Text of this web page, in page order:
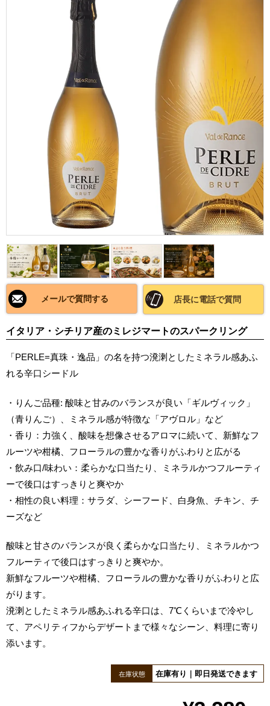
メールで質問する 店長に電話で質問
イタリア・シチリア産のミレジマートのスパークリング
「PERLE=真珠・逸品」の名を持つ溌溂としたミネラル感あふ
れる辛口シードル
・りんご品種: 酸味と甘みのバランスが良い「ギルヴィック」
（青りんご）、ミネラル感が特徴な「アヴロル」など
・香り：力強く、酸味を想像させるアロマに続いて、新鮮なフ
ルーツや柑橘、フローラルの豊かな香りがふわりと広がる
・飲み口/味わい：柔らかな口当たり、ミネラルかつフルーティ
ーで後口はすっきりと爽やか
・相性の良い料理：サラダ、シーフード、白身魚、チキン、チ
ーズなど
酸味と甘さのバランスが良く柔らかな口当たり、ミネラルかつ
フルーティで後口はすっきりと爽やか。
新鮮なフルーツや柑橘、フローラルの豊かな香りがふわりと広
がります。
溌溂としたミネラル感あふれる辛口は、7℃くらいまで冷やし
て、アペリティフからデザートまで様々なシーン、料理に寄り
添います。
在庫状態 在庫有り｜即日発送できます